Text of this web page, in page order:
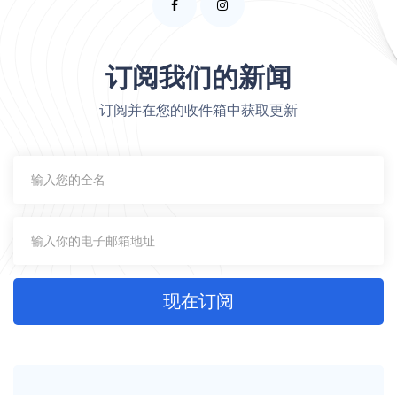
订阅我们的新闻
订阅并在您的收件箱中获取更新
现在订阅